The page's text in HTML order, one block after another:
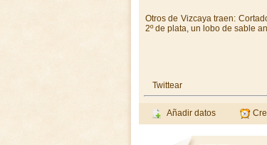
Otros de Vizcaya traen:
2º de plata, un lobo de sable
Twittear
Añadir datos